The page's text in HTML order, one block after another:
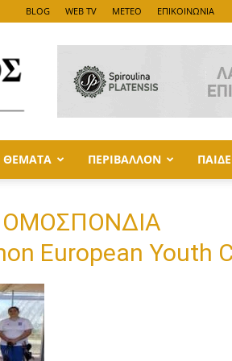
BLOG WEB TV METEO ΕΠΙΚΟΙΝΩΝΙΑ
ΘΕΜΑΤΑ ΠΕΡΙΒΑΛΛΟΝ
ΟΜΟΣΠΟΝΔΙΑ
European Youth